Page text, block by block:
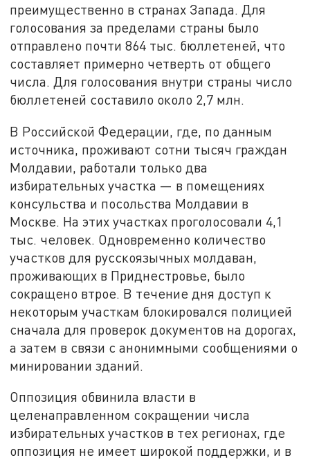
преимущественно в странах Запада. Для
голосования за пределами страны было
отправлено почти 864 тыс. бюллетеней, что
составляет примерно четверть от общего
числа. Для голосования внутри страны число
бюллетеней составило около 2,7 млн.
В Российской Федерации, где, по данным
источника, проживают сотни тысяч граждан
Молдавии, работали только два
избирательных участка — в помещениях
консульства и посольства Молдавии в
Москве. На этих участках проголосовали 4,1
тыс. человек. Одновременно количество
участков для русскоязычных молдаван,
проживающих в Приднестровье, было
сокращено втрое. В течение дня доступ к
некоторым участкам блокировался полицией
сначала для проверок документов на дорогах,
а затем в связи с анонимными сообщениями о
минировании зданий.
Оппозиция обвинила власти в
целенаправленном сокращении числа
избирательных участков в тех регионах, где
оппозиция не имеет широкой поддержки, и в